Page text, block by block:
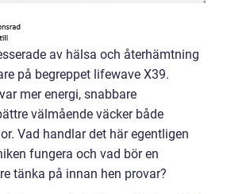
av hälsa och återhämtning
på begreppet lifewave X39.
mer energi, snabbare
välmående väcker både
Vad handlar det här egentligen
fungera och vad bör en
tänka på innan hen provar?